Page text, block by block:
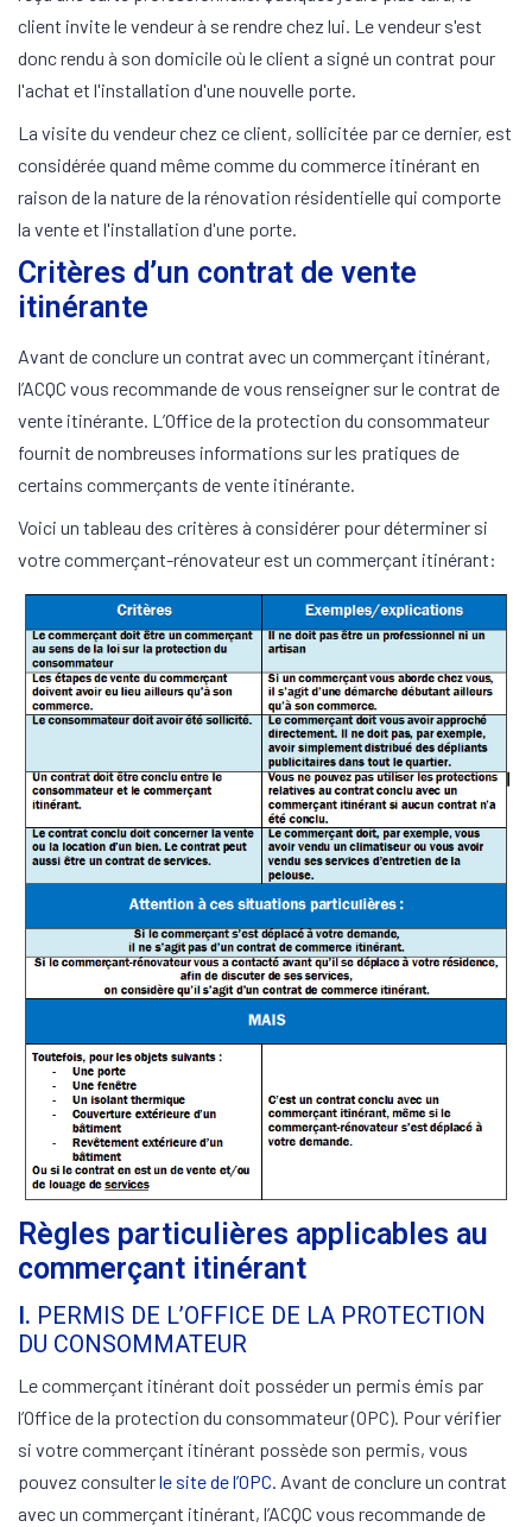
client invite le vendeur à se rendre chez lui. Le vendeur s'est
donc rendu à son domicile où le client a signé un contrat pour
l'achat et l'installation d'une nouvelle porte.
La visite du vendeur chez ce client, sollicitée par ce dernier, est
considérée quand même comme du commerce itinérant en
raison de la nature de la rénovation résidentielle qui comporte
la vente et l'installation d'une porte.
Critères d’un contrat de vente
itinérante
Avant de conclure un contrat avec un commerçant itinérant,
l’ACQC vous recommande de vous renseigner sur le contrat de
vente itinérante. L’Office de la protection du consommateur
fournit de nombreuses informations sur les pratiques de
certains commerçants de vente itinérante.
Voici un tableau des critères à considérer pour déterminer si
votre commerçant-rénovateur est un commerçant itinérant:
Règles particulières applicables au
commerçant itinérant
I. PERMIS DE L’OFFICE DE LA PROTECTION
DU CONSOMMATEUR
Le commerçant itinérant doit posséder un permis émis par
l’Office de la protection du consommateur (OPC). Pour vérifier
si votre commerçant itinérant possède son permis, vous
pouvez consulterle site de l’OPC. Avant de conclure un contrat
avec un commerçant itinérant, l’ACQC vous recommande de